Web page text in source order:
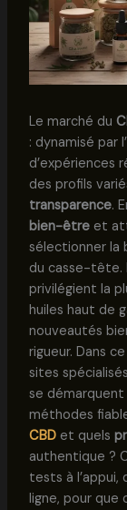
Le marché du
: dynamisé par
d’expériences
des profils
transparence.
bien-êtreet
sélectionner la
du casse-tête.
privilégient la
huiles haut de
nouveautés
rigueur. Dans
sites
se
méthodes
CBDet quels
authentique ?
tests à l’appui,
ligne, pour que